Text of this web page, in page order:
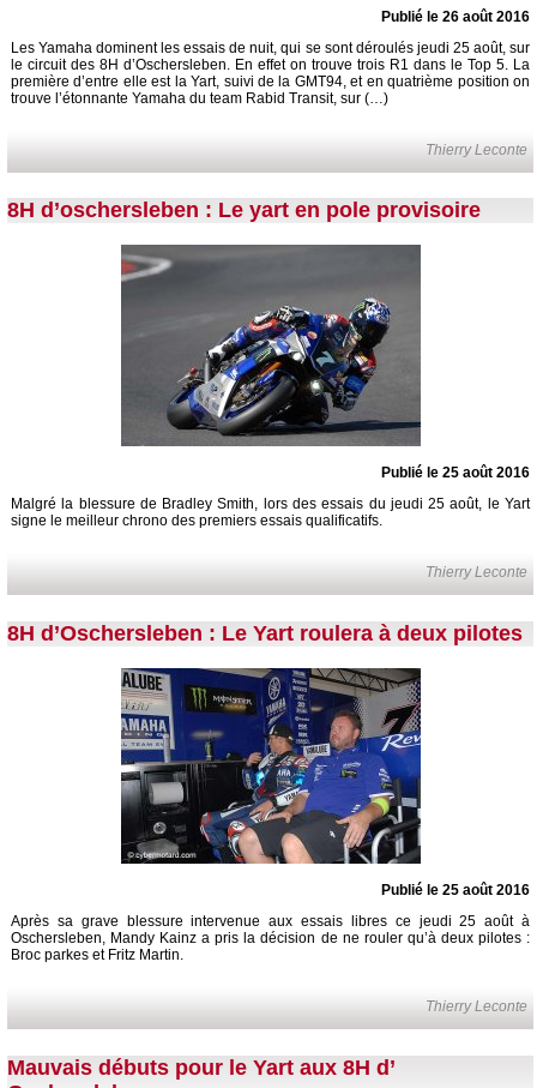
Publié le 26 août 2016
Les Yamaha dominent les essais de nuit, qui se sont déroulés jeudi 25 août, sur
le circuit des 8H d’Oschersleben. En effet on trouve trois R1 dans le Top 5. La
première d’entre elle est la Yart, suivi de la GMT94, et en quatrième position on
trouve l’étonnante Yamaha du team Rabid Transit, sur (…)
Thierry Leconte
8H d’oschersleben : Le yart en pole provisoire
Publié le 25 août 2016
Malgré la blessure de Bradley Smith, lors des essais du jeudi 25 août, le Yart
signe le meilleur chrono des premiers essais qualificatifs.
Thierry Leconte
8H d’Oschersleben : Le Yart roulera à deux pilotes
Publié le 25 août 2016
Après sa grave blessure intervenue aux essais libres ce jeudi 25 août à
Oschersleben, Mandy Kainz a pris la décision de ne rouler qu’à deux pilotes :
Broc parkes et Fritz Martin.
Thierry Leconte
Mauvais débuts pour le Yart aux 8H d’